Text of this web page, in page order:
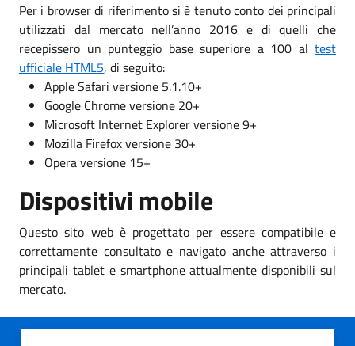
Per i browser di riferimento si è tenuto conto dei principali
utilizzati dal mercato nell’anno 2016 e di quelli che
recepissero un punteggio base superiore a 100 al test
ufficiale HTML5, di seguito:
Apple Safari versione 5.1.10+
Google Chrome versione 20+
Microsoft Internet Explorer versione 9+
Mozilla Firefox versione 30+
Opera versione 15+
Dispositivi mobile
Questo sito web è progettato per essere compatibile e
correttamente consultato e navigato anche attraverso i
principali tablet e smartphone attualmente disponibili sul
mercato.